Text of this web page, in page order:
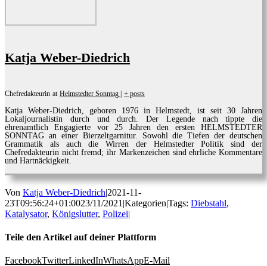
Katja Weber-Diedrich
Chefredakteurin at Helmstedter Sonntag + posts
Katja Weber-Diedrich, geboren 1976 in Helmstedt, ist seit 30 Jahren
Lokaljournalistin durch und durch. Der Legende nach tippte die
ehrenamtlich Engagierte vor 25 Jahren den ersten HELMSTEDTER
SONNTAG an einer Bierzeltgarnitur. Sowohl die Tiefen der deutschen
Grammatik als auch die Wirren der Helmstedter Politik sind der
Chefredakteurin nicht fremd; ihr Markenzeichen sind ehrliche Kommentare
und Hartnäckigkeit.
Von Katja Weber-Diedrich|2021-11-
23T09:56:24+01:0023/11/2021 |Kategorien|Tags: Diebstahl,
Katalysator, Königslutter, Polizei|
Teile den Artikel auf deiner Plattform
FacebookTwitterLinkedInWhatsAppE-Mail